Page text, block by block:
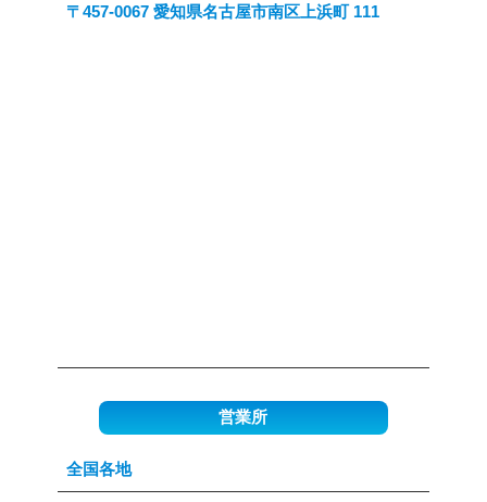
〒457-0067 愛知県名古屋市南区上浜町 111
営業所
全国各地